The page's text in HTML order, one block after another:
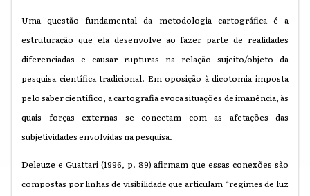
Uma questão fundamental da metodologia cartográfica é a
estruturação que ela desenvolve ao fazer parte de realidades
diferenciadas e causar rupturas na relação sujeito/objeto da
pesquisa científica tradicional. Em oposição à dicotomia imposta
pelo saber científico, a cartografia evoca situações de imanência, às
quais forças externas se conectam com as afetações das
subjetividades envolvidas na pesquisa.
Deleuze e Guattari (1996, p. 89) afirmam que essas conexões são
compostas por linhas de visibilidade que articulam “regimes de luz